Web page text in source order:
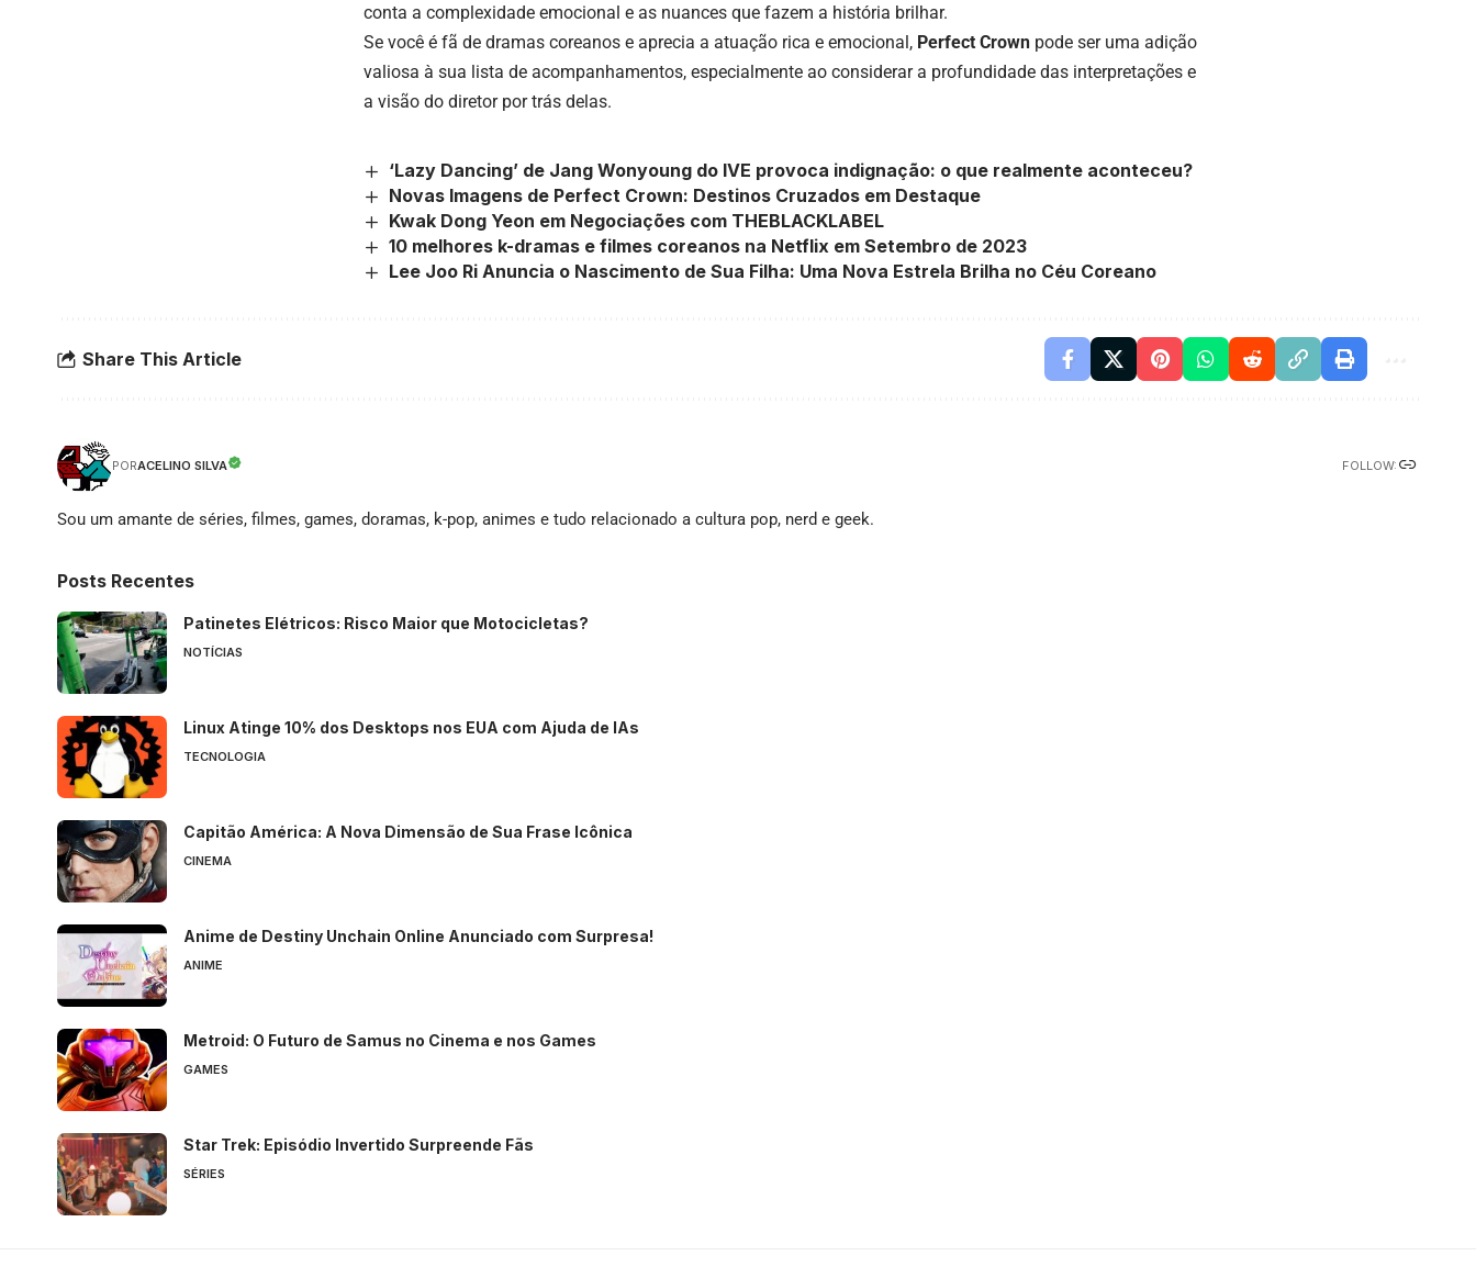
conta a complexidade emocional e as nuances que fazem a história brilhar.
Se você é fã de dramas coreanos e aprecia a atuação rica e emocional, Perfect Crown pode ser uma adição
valiosa à sua lista de acompanhamentos, especialmente ao considerar a profundidade das interpretações e
a visão do diretor por trás delas.
‘Lazy Dancing’ de Jang Wonyoung do IVE provoca indignação: o que realmente aconteceu?
Novas Imagens de Perfect Crown: Destinos Cruzados em Destaque
Kwak Dong Yeon em Negociações com THEBLACKLABEL
10 melhores k-dramas e filmes coreanos na Netflix em Setembro de 2023
Lee Joo Ri Anuncia o Nascimento de Sua Filha: Uma Nova Estrela Brilha no Céu Coreano
Share This Article
PORACELINO SILVA FOLLOW:
Sou um amante de séries, filmes, games, doramas, k-pop, animes e tudo relacionado a cultura pop, nerd e geek.
Posts Recentes
Patinetes Elétricos: Risco Maior que Motocicletas?
NOTÍCIAS
Linux Atinge 10% dos Desktops nos EUA com Ajuda de IAs
TECNOLOGIA
Capitão América: A Nova Dimensão de Sua Frase Icônica
CINEMA
Anime de Destiny Unchain Online Anunciado com Surpresa!
ANIME
Metroid: O Futuro de Samus no Cinema e nos Games
GAMES
Star Trek: Episódio Invertido Surpreende Fãs
SÉRIES